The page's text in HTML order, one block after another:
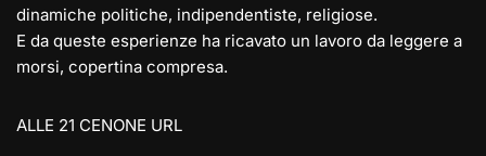
dinamiche politiche, indipendentiste, religiose.
E da queste esperienze ha ricavato un lavoro da leggere a
morsi, copertina compresa.
ALLE 21 CENONE URL